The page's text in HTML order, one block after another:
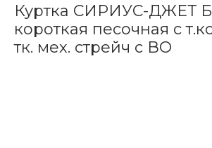
Куртка СИРИУС-ДЖЕТ
короткая песочная с
тк. мех. стрейч с ВО